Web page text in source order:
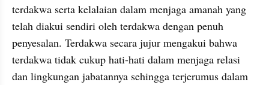
terdakwa serta kelalaian dalam menjaga amanah yang
telah diakui sendiri oleh terdakwa dengan penuh
penyesalan. Terdakwa secara jujur mengakui bahwa
terdakwa tidak cukup hati-hati dalam menjaga relasi
dan lingkungan jabatannya sehingga terjerumus dalam